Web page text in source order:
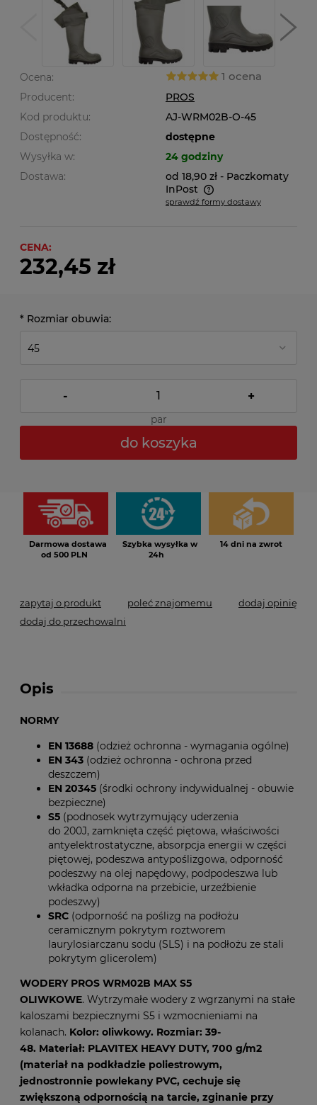
Ocena: 1 ocena
Producent:
PROS
Kod produktu:
AJ-WRM02B-O-45
Dostępność:
dostępne
Wysyłka w:
24 godziny
Dostawa:
od 18,90 zł - Paczkomaty
InPost
Cena nie zawiera ewentualnych kosztów płatności
sprawdź formy dostawy
CENA:
232,45 zł
* Rozmiar obuwia:
- +
par
do koszyka
Darmowa dostawa
od 500 PLN
Szybka wysyłka w
24h
14 dni na zwrot
zapytaj o produkt poleć znajomemu
dodaj opinię
dodaj do przechowalni
Opis
NORMY
EN 13688 (odzież ochronna - wymagania ogólne)
EN 343 (odzież ochronna - ochrona przed
deszczem)
EN 20345 (środki ochrony indywidualnej - obuwie
bezpieczne)
S5 (podnosek wytrzymujący uderzenia
do 200J, zamknięta część piętowa, właściwości
antyelektrostatyczne, absorpcja energii w części
piętowej, podeszwa antypoślizgowa, odporność
podeszwy na olej napędowy, podpodeszwa lub
wkładka odporna na przebicie, urzeźbienie
podeszwy)
SRC (odporność na poślizg na podłożu
ceramicznym pokrytym roztworem
laurylosiarczanu sodu (SLS) i na podłożu ze stali
pokrytym glicerolem)
WODERY PROS WRM02B MAX S5
OLIWKOWE. Wytrzymałe wodery z wgrzanymi na stałe
kaloszami bezpiecznymi S5 i wzmocnieniami na
kolanach. Kolor: oliwkowy. Rozmiar: 39-
48. Materiał: PLAVITEX HEAVY DUTY, 700 g/m2
(materiał na podkładzie poliestrowym,
jednostronnie powlekany PVC, cechuje się
zwiększoną odpornością na tarcie, zginanie przy